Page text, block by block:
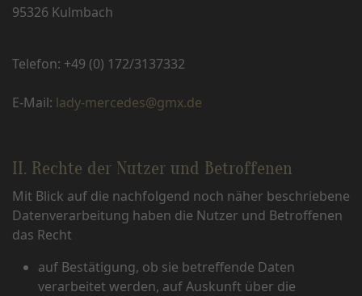
95326 Kulmbach
Telefon: +49 (0) 172/3137332
E-Mail: lady-mercedes@gmx.de
II. Rechte der Nutzer und Betroffenen
Mit Blick auf die nachfolgend noch näher beschriebene
Datenverarbeitung haben die Nutzer und Betroffenen
das Recht
auf Bestätigung, ob sie betreffende Daten
verarbeitet werden, auf Auskunft über die